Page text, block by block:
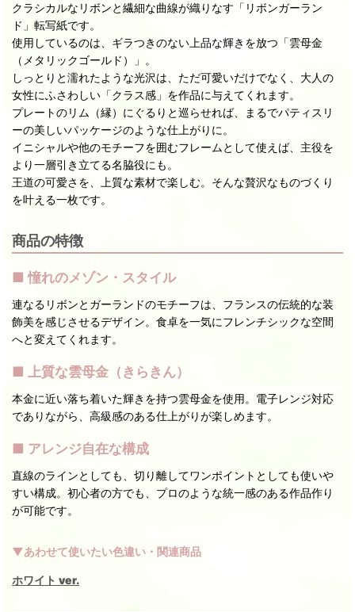
クラシカルなリボンと繊細な曲線が織りなす「リボンガーラン
ド」転写紙です。
使用しているのは、ギラつきのない上品な輝きを放つ「雲母金
（メタリックゴールド）」。
しっとりと濡れたような光沢は、ただ可愛いだけでなく、大人の
女性にふさわしい「クラス感」を作品に与えてくれます。
プレートのリム（縁）にぐるりと巡らせれば、まるでパティスリ
ーの美しいパッケージのような仕上がりに。
イニシャルや他のモチーフを囲むフレームとして使えば、主役を
より一層引き立てる名脇役にも。
王道の可愛さを、上質な素材で楽しむ。そんな贅沢なものづくり
を叶える一枚です。
商品の特徴
■ 憧れのメゾン・スタイル
連なるリボンとガーランドのモチーフは、フランスの伝統的な装
飾美を感じさせるデザイン。食卓を一気にフレンチシックな空間
へと変えてくれます。
■ 上質な雲母金（きらきん）
本金に近い落ち着いた輝きを持つ雲母金を使用。電子レンジ対応
でありながら、高級感のある仕上がりが楽しめます。
■ アレンジ自在な構成
直線のラインとしても、切り離してワンポイントとしても使いや
すい構成。初心者の方でも、プロのような統一感のある作品作り
が可能です。
▼あわせて使いたい色違い・関連商品
ホワイト ver.